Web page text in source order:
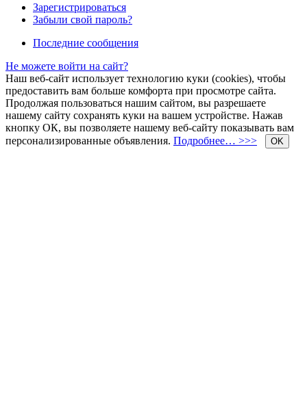
Зарегистрироваться
Забыли свой пароль?
Последние сообщения
Не можете войти на сайт?
Наш веб-сайт использует технологию куки (cookies), чтобы
предоставить вам больше комфорта при просмотре сайта.
Продолжая пользоваться нашим сайтом, вы разрешаете
нашему сайту сохранять куки на вашем устройстве. Нажав
кнопку ОК, вы позволяете нашему веб-сайту показывать вам
персонализированные объявления. Подробнее… >>> OK